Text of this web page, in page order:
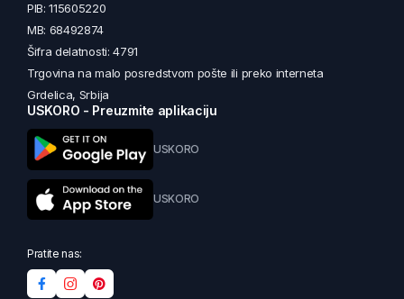
PIB: 115605220
MB: 68492874
Šifra delatnosti: 4791
Trgovina na malo posredstvom pošte ili preko interneta
Grdelica, Srbija
USKORO - Preuzmite aplikaciju
USKORO
USKORO
Pratite nas: